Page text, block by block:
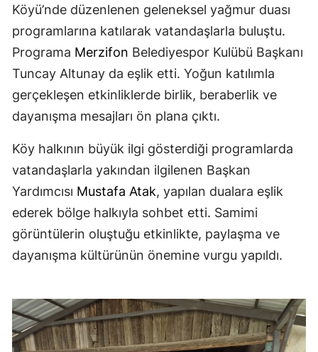
Köyü’nde düzenlenen geleneksel yağmur duası
programlarına katılarak vatandaşlarla buluştu.
Programa Merzifon Belediyespor Kulübü Başkanı
Tuncay Altunay da eşlik etti. Yoğun katılımla
gerçekleşen etkinliklerde birlik, beraberlik ve
dayanışma mesajları ön plana çıktı.
Köy halkının büyük ilgi gösterdiği programlarda
vatandaşlarla yakından ilgilenen Başkan
Yardımcısı Mustafa Atak, yapılan dualara eşlik
ederek bölge halkıyla sohbet etti. Samimi
görüntülerin oluştuğu etkinlikte, paylaşma ve
dayanışma kültürünün önemine vurgu yapıldı.